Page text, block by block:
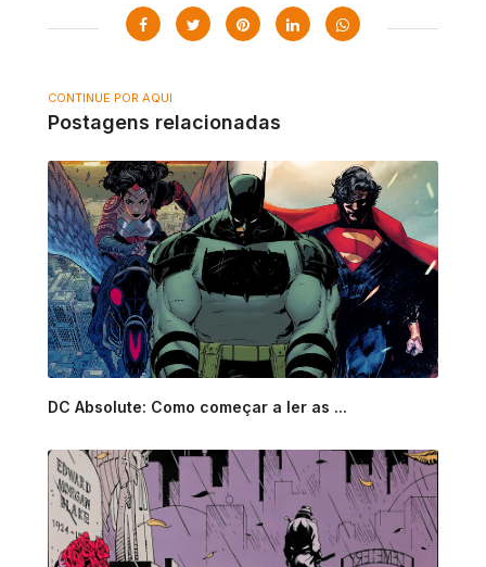
CONTINUE POR AQUI
Postagens relacionadas
DC Absolute: Como começar a ler as ...